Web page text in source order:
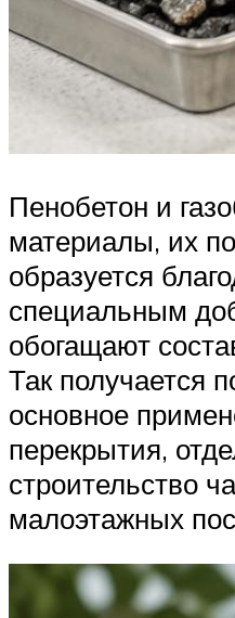
Пенобетон и
материалы, их
образуется
специальным
обогащают
Так получается
основное
перекрытия,
строительство
малоэтажных